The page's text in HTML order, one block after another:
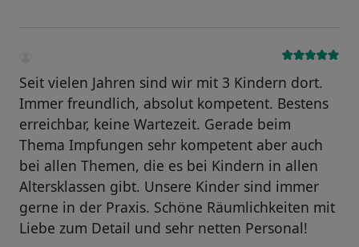
Seit vielen Jahren sind wir mit 3 Kindern dort.
Immer freundlich, absolut kompetent. Bestens
erreichbar, keine Wartezeit. Gerade beim
Thema Impfungen sehr kompetent aber auch
bei allen Themen, die es bei Kindern in allen
Altersklassen gibt. Unsere Kinder sind immer
gerne in der Praxis. Schöne Räumlichkeiten mit
Liebe zum Detail und sehr netten Personal!